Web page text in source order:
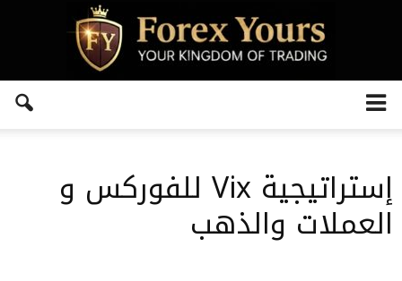
إستراتيجية Vix للفوركس و
العملات والذهب